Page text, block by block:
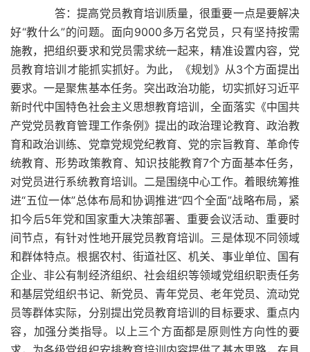
答：提高党员教育培训质量，很重要一点是要解决
好“教什么”的问题。面向9000多万名党员，只有坚持按需
施教，把组织要求和党员需求统一起来，精准设置内容，党
员教育培训才能抓实抓好。为此，《规划》从3个方面提出
要求。一是聚焦基本任务。突出政治功能，切实抓好习近平
新时代中国特色社会主义思想教育培训，全面落实《中国共
产党党员教育管理工作条例》提出的政治理论教育、政治教
育和政治训练、党章党规党纪教育、党的宗旨教育、革命传
统教育、形势政策教育、知识技能教育7个方面基本任务，
对党员进行系统教育培训。二是围绕中心工作。着眼统筹推
进“五位一体”总体布局和协调推进“四个全面”战略布局，紧
扣今后5年党和国家重大决策部署、重要会议活动、重要时
间节点，有针对性地开展党员教育培训。三是体现不同领域
和群体特点。根据农村、街道社区、机关、事业单位、国有
企业、非公有制经济组织、社会组织等领域党组织职责任务
和基层党组织书记、新党员、青年党员、老年党员、流动党
员等群体实际，分别提出党员教育培训的目标要求、重点内
容，加强分类指导。以上三个方面都是原则性方向性的要